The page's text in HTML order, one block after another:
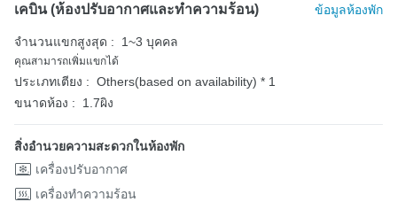
เคบิน (ห้องปรับอากาศและทำความร้อน) ข้อมูลห้องพัก
จำนวนแขกสูงสุด : 1~3 บุคคล
คุณสามารถเพิ่มแขกได้
ประเภทเตียง : Others(based on availability) * 1
ขนาดห้อง :
1.7ผิง
สิ่งอำนวยความสะดวกในห้องพัก
เครื่องปรับอากาศ
เครื่องทำความร้อน